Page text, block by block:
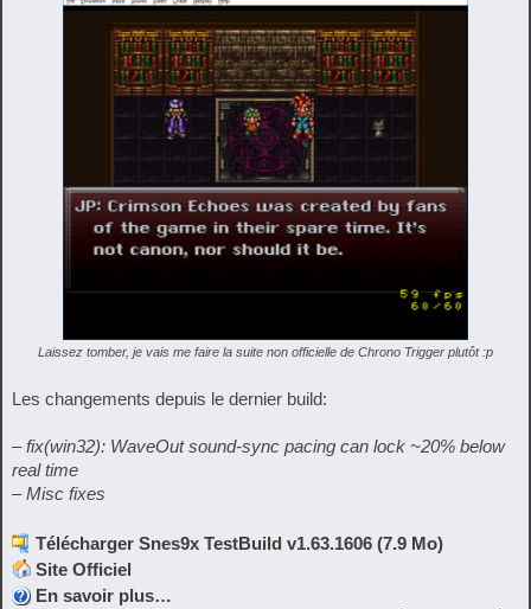
Laissez tomber, je vais me faire la suite non officielle de Chrono Trigger plutôt :p
Les changements depuis le dernier build:
– fix(win32): WaveOut sound-sync pacing can lock ~20% below
real time
– Misc fixes
Télécharger Snes9x TestBuild v1.63.1606 (7.9 Mo)
Site Officiel
En savoir plus…